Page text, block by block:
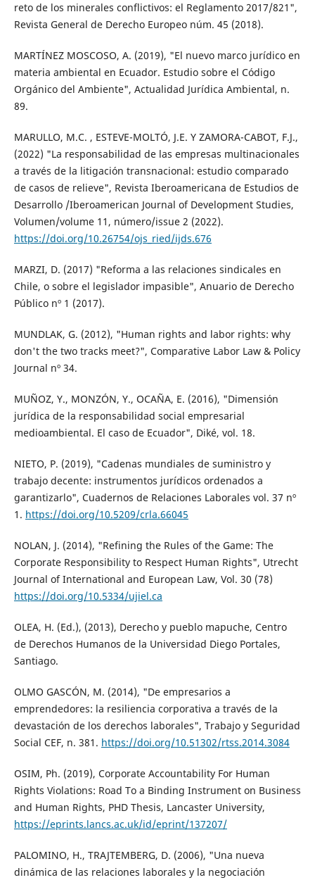
reto de los minerales conflictivos: el Reglamento 2017/821",
Revista General de Derecho Europeo núm. 45 (2018).
MARTÍNEZ MOSCOSO, A. (2019), "El nuevo marco jurídico en
materia ambiental en Ecuador. Estudio sobre el Código
Orgánico del Ambiente", Actualidad Jurídica Ambiental, n.
89.
MARULLO, M.C. , ESTEVE-MOLTÓ, J.E. Y ZAMORA-CABOT, F.J.,
(2022) "La responsabilidad de las empresas multinacionales
a través de la litigación transnacional: estudio comparado
de casos de relieve", Revista Iberoamericana de Estudios de
Desarrollo /Iberoamerican Journal of Development Studies,
Volumen/volume 11, número/issue 2 (2022).
https://doi.org/10.26754/ojs_ried/ijds.676
MARZI, D. (2017) "Reforma a las relaciones sindicales en
Chile, o sobre el legislador impasible", Anuario de Derecho
Público nº 1 (2017).
MUNDLAK, G. (2012), "Human rights and labor rights: why
don't the two tracks meet?", Comparative Labor Law & Policy
Journal nº 34.
MUÑOZ, Y., MONZÓN, Y., OCAÑA, E. (2016), "Dimensión
jurídica de la responsabilidad social empresarial
medioambiental. El caso de Ecuador", Diké, vol. 18.
NIETO, P. (2019), "Cadenas mundiales de suministro y
trabajo decente: instrumentos jurídicos ordenados a
garantizarlo", Cuadernos de Relaciones Laborales vol. 37 nº
1. https://doi.org/10.5209/crla.66045
NOLAN, J. (2014), "Refining the Rules of the Game: The
Corporate Responsibility to Respect Human Rights", Utrecht
Journal of International and European Law, Vol. 30 (78)
https://doi.org/10.5334/ujiel.ca
OLEA, H. (Ed.), (2013), Derecho y pueblo mapuche, Centro
de Derechos Humanos de la Universidad Diego Portales,
Santiago.
OLMO GASCÓN, M. (2014), "De empresarios a
emprendedores: la resiliencia corporativa a través de la
devastación de los derechos laborales", Trabajo y Seguridad
Social CEF, n. 381. https://doi.org/10.51302/rtss.2014.3084
OSIM, Ph. (2019), Corporate Accountability For Human
Rights Violations: Road To a Binding Instrument on Business
and Human Rights, PHD Thesis, Lancaster University,
https://eprints.lancs.ac.uk/id/eprint/137207/
PALOMINO, H., TRAJTEMBERG, D. (2006), "Una nueva
dinámica de las relaciones laborales y la negociación